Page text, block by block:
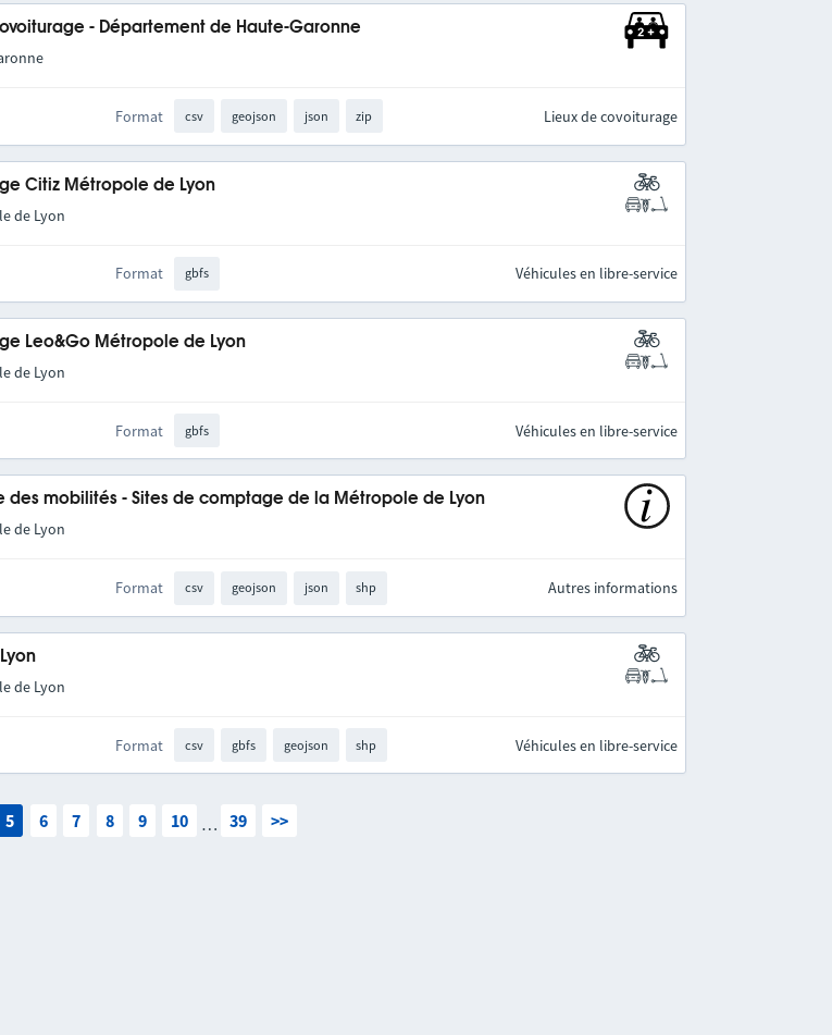
- Département de Haute-Garonne
Format csv geojson json zip Lieux de covoiturage
Citiz Métropole de Lyon
de Lyon
Format gbfs Véhicules en libre-service
Leo&Go Métropole de Lyon
de Lyon
Format gbfs Véhicules en libre-service
des mobilités - Sites de comptage de la Métropole de Lyon
de Lyon
Format csv geojson json shp Autres informations
de Lyon
Format csv gbfs geojson shp Véhicules en libre-service
5 6 7 8 9 10 … 39 >>